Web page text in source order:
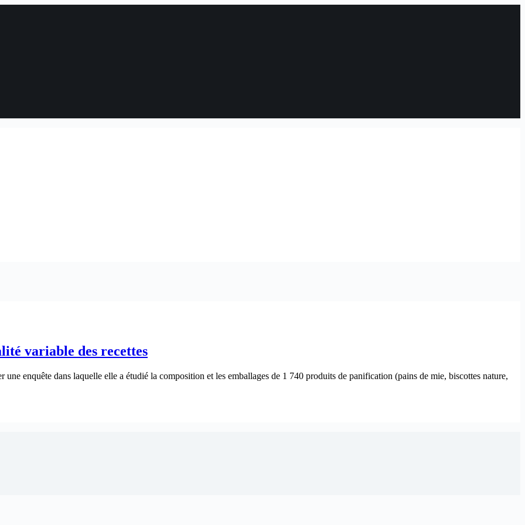
variable des recettes
enquête dans laquelle elle a étudié la composition et les emballages de 1 740 produits de panification (pains de mie, biscottes nature,